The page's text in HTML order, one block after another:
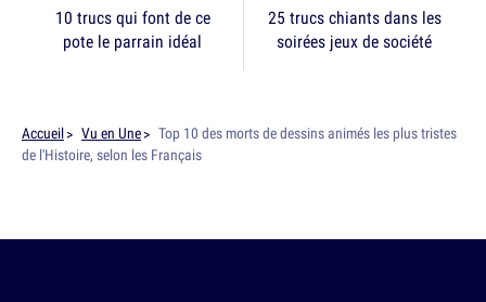
10 trucs qui font de ce
pote le parrain idéal
25 trucs chiants dans les
soirées jeux de société
Accueil Vu en Une
Top 10 des morts de dessins animés les plus tristes
de l'Histoire, selon les Français